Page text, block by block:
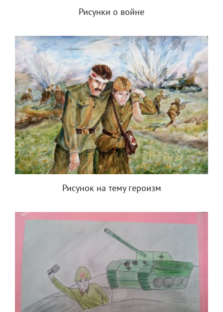
Рисунки о войне
Рисунок на тему героизм